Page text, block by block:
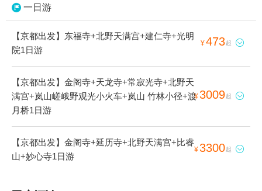
一日游
【京都出发】东福寺+北野天满宫+建仁寺+光明
院1日游
¥473起 
【京都出发】金阁寺+天龙寺+常寂光寺+北野天
满宫+岚山嵯峨野观光小火车+岚山 竹林小径+渡
月桥1日游
¥3009起 
【京都出发】金阁寺+延历寺+北野天满宫+比睿
山+妙心寺1日游
¥3300起 